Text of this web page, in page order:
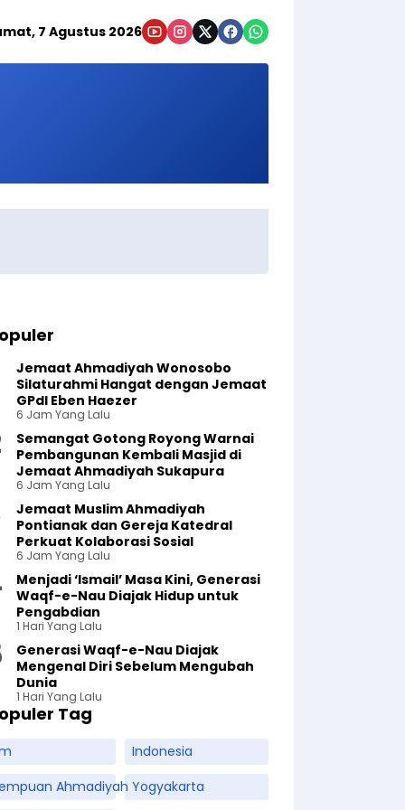
7 Agustus 2026
Jemaat Ahmadiyah Wonosobo
Silaturahmi Hangat dengan Jemaat
GPdI Eben Haezer
6 Jam Yang Lalu
Semangat Gotong Royong Warnai
Pembangunan Kembali Masjid di
Jemaat Ahmadiyah Sukapura
6 Jam Yang Lalu
Jemaat Muslim Ahmadiyah
Pontianak dan Gereja Katedral
Perkuat Kolaborasi Sosial
6 Jam Yang Lalu
Menjadi ‘Ismail’ Masa Kini, Generasi
Waqf-e-Nau Diajak Hidup untuk
Pengabdian
1 Hari Yang Lalu
Generasi Waqf-e-Nau Diajak
Mengenal Diri Sebelum Mengubah
Dunia
1 Hari Yang Lalu
Tag
Indonesia
Ahmadiyah Yogyakarta